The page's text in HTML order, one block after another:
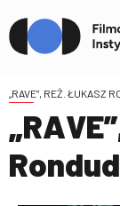
„RAVE”, REŻ. ŁUKASZ